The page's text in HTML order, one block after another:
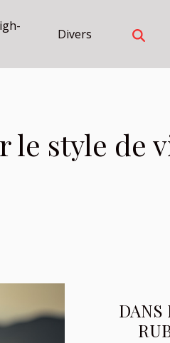
Divers
style de
DANS